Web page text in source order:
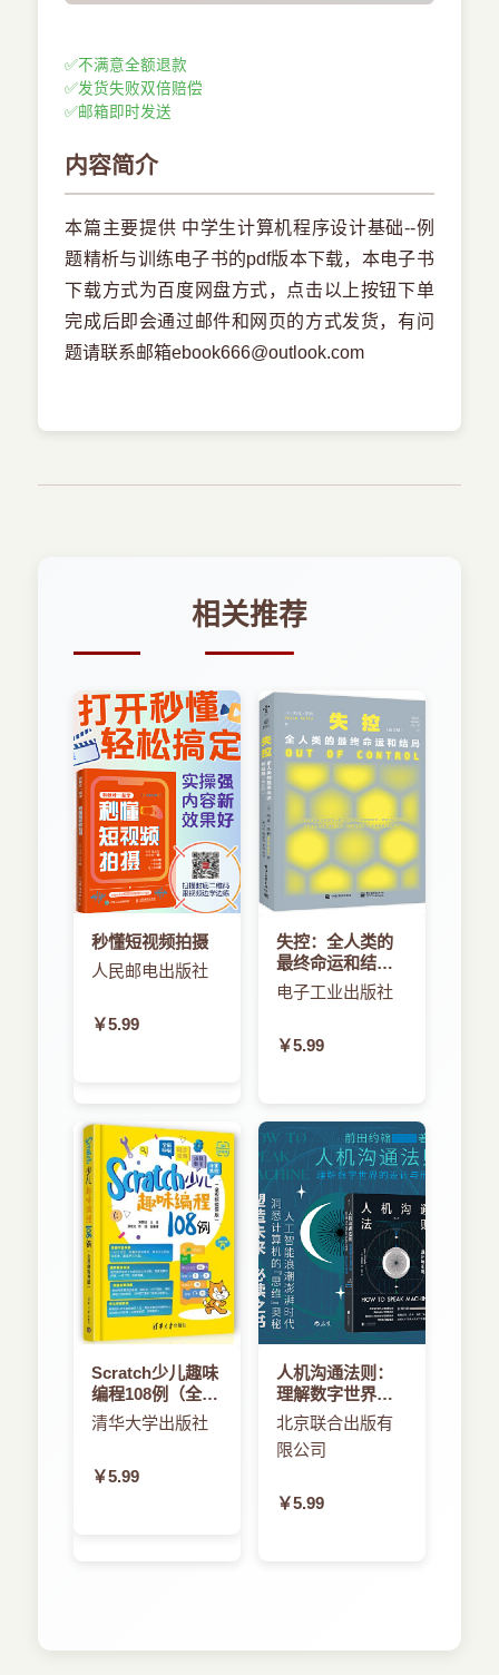
✅不满意全额退款
✅发货失败双倍赔偿
✅邮箱即时发送
内容简介
本篇主要提供 中学生计算机程序设计基础--例
题精析与训练电子书的pdf版本下载，本电子书
下载方式为百度网盘方式，点击以上按钮下单
完成后即会通过邮件和网页的方式发货，有问
题请联系邮箱ebook666@outlook.com
相关推荐
秒懂短视频拍摄
人民邮电出版社
￥5.99
失控：全人类的
最终命运和结局
（修订版）
电子工业出版社
￥5.99
Scratch少儿趣味
编程108例（全视
频微课版）
清华大学出版社
￥5.99
人机沟通法则：
理解数字世界的
设计与形成
北京联合出版有
限公司
￥5.99